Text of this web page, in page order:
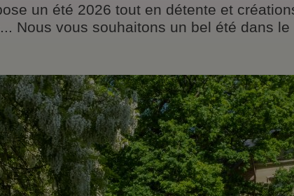
un été 2026 tout en détente et
Nous vous souhaitons un bel été dans